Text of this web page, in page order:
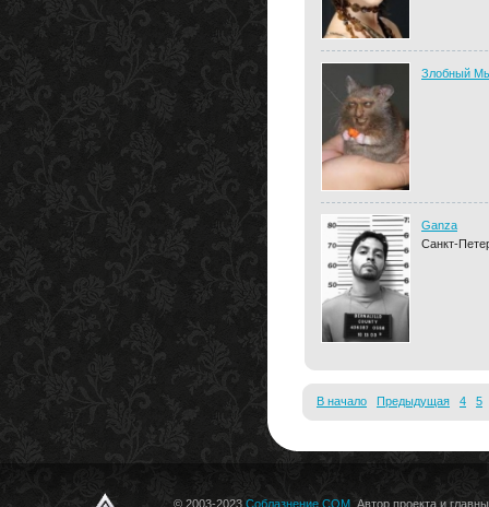
Злобный
Ganza
Санкт-
В начало Предыдущая 4 5
© 2003-2023 Соблазнение.COM . Автор проекта и